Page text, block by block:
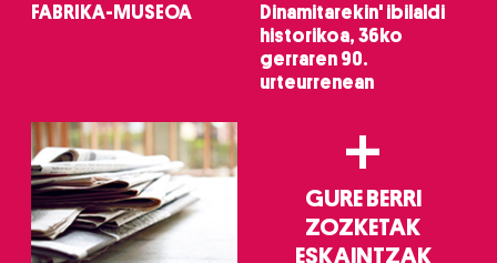
FABRIKA-MUSEOA
Dinamitarekin' ibilaldi
historikoa, 36ko
gerraren 90.
urteurrenean
+
GURE BERRI
ZOZKETAK
ESKAINTZAK